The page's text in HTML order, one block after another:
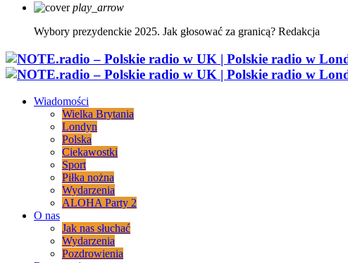
play_arrow
Wybory prezydenckie 2025. Jak głosować za granicą? Redakcja
Wiadomości
Wielka Brytania
Londyn
Polska
Ciekawostki
Sport
Piłka nożna
Wydarzenia
ALOHA Party 2
O nas
Jak nas słuchać
Wydarzenia
Pozdrowienia